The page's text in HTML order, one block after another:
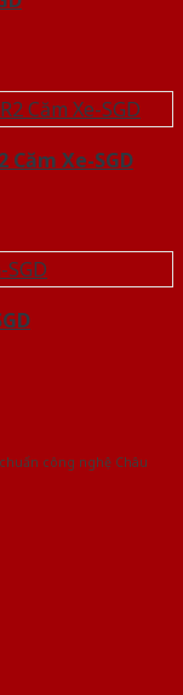
Căm Xe-SGD
công nghệ Châu